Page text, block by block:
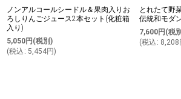
ノンアルコールシードル＆果肉入りお
ろしりんごジュース2本セット(化粧箱
入り)
5,050円 (税別)
(税込 : 5,454円)
とれたて野
伝統和モダ
7,600円 (税
(税込 : 8,208